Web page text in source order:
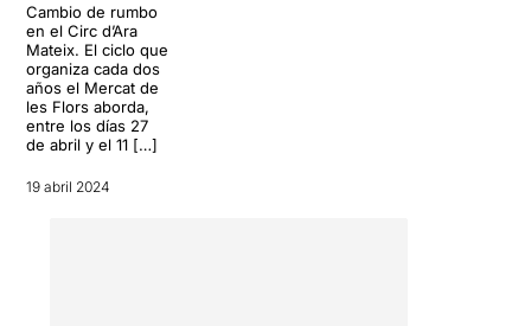
Cambio de rumbo
en el Circ d’Ara
Mateix. El ciclo que
organiza cada dos
años el Mercat de
les Flors aborda,
entre los días 27
de abril y el 11 […]
19 abril 2024